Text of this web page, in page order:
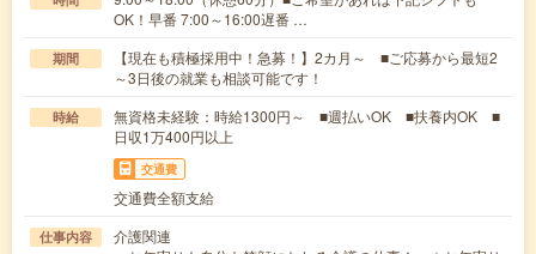
OK！早番 7:00～16:00遅番 …
期間
【現在も積極採用中！急募！】2カ月～ ■ご応募から最短2
～3日後の就業も相談可能です！
時給
無資格未経験：時給1300円～ ■週払いOK ■扶養内OK ■
日収1万400円以上
交通費
交通費全額支給
仕事内容
介護関連